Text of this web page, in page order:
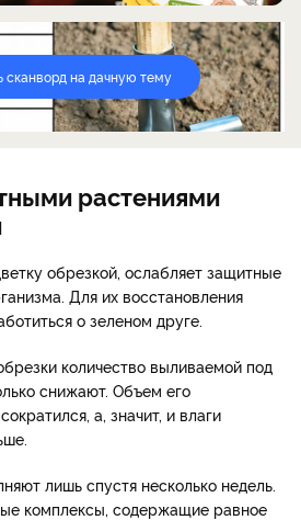
сканворд на дачную тему
растениями
обрезкой, ослабляет защитные
Для их восстановления
о зеленом друге.
количество выливаемой под
снижают. Объем его
а, значит, и влаги
лишь спустя несколько недель.
комплексы, содержащие равное